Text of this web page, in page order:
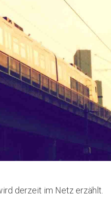
derzeit im Netz erzählt.